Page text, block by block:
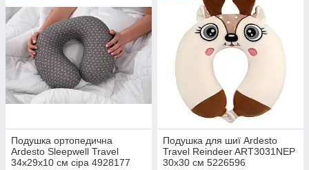
Подушка ортопедична
Ardesto Sleepwell Travel
34х29х10 см сіра 4928177
Подушка для шиї Ardesto
Travel Reindeer ART3031NEP
30х30 см 5226596